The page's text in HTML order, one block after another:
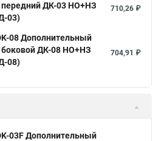
передний ДК-03 НО+НЗ
03)
710,26 ₽
08 Дополнительный
боковой ДК-08 НО+НЗ
08)
704,91 ₽
03F Дополнительный